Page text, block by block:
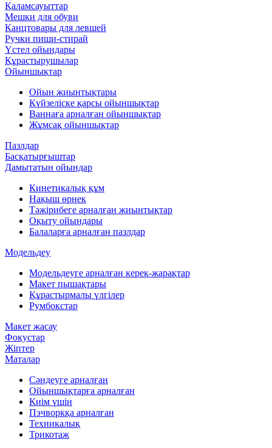
Қаламсауыттар
Мешки для обуви
Канцтовары для левшей
Ручки пиши-стирай
Үстел ойындары
Құрастырушылар
Ойыншықтар
Ойын жиынтықтары
Күйзеліске қарсы ойыншықтар
Ваннаға арналған ойыншықтар
Жұмсақ ойыншықтар
Пазлдар
Басқатырғыштар
Дамытатын ойындар
Кинетикалық құм
Нақыш өрнек
Тәжірибеге арналған жиынтықтар
Оқыту ойындары
Балаларға арналған пазлдар
Модельдеу
Модельдеуге арналған керек-жарақтар
Макет пышақтары
Құрастырмалы үлгілер
Румбокстар
Макет жасау
Фокустар
Жіптер
Маталар
Сәндеуге арналған
Ойыншықтарға арналған
Киім үшін
Пэчворкқа арналған
Техникалық
Трикотаж